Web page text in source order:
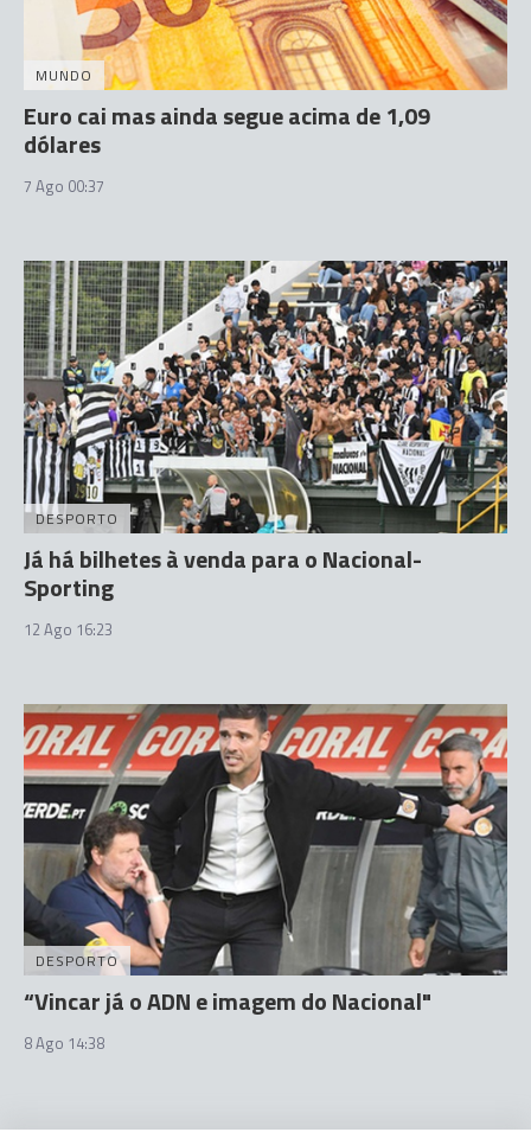
MUNDO
Euro cai mas ainda segue acima de 1,09
dólares
7 Ago 00:37
DESPORTO
Já há bilhetes à venda para o Nacional-
Sporting
12 Ago 16:23
DESPORTO
“Vincar já o ADN e imagem do Nacional"
8 Ago 14:38